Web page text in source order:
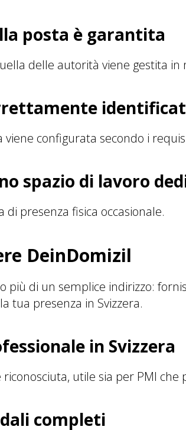
posta è garantita
delle autorità viene gestita in
viene configurata secondo i
spazio di lavoro
di presenza fisica occasionale.
DeinDomizil
più di un semplice indirizzo:
tua presenza in Svizzera.
in Svizzera
riconosciuta, utile sia per PMI
completi